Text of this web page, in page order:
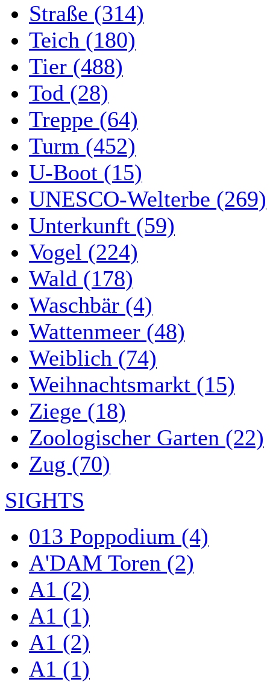
Straße (314)
Teich (180)
Tier (488)
Tod (28)
Treppe (64)
Turm (452)
U-Boot (15)
UNESCO-Welterbe (269)
Unterkunft (59)
Vogel (224)
Wald (178)
Waschbär (4)
Wattenmeer (48)
Weiblich (74)
Weihnachtsmarkt (15)
Ziege (18)
Zoologischer Garten (22)
Zug (70)
SIGHTS
013 Poppodium (4)
A'DAM Toren (2)
A1 (2)
A1 (1)
A1 (2)
A1 (1)